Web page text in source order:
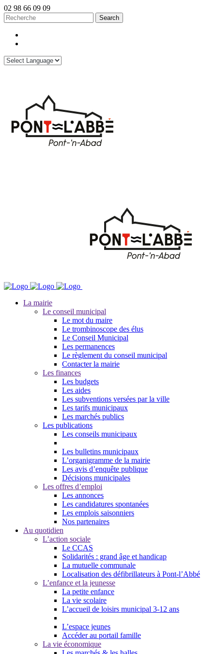
02 98 66 09 09
La mairie
Le conseil municipal
Le mot du maire
Le trombinoscope des élus
Le Conseil Municipal
Les permanences
Le règlement du conseil municipal
Contacter la mairie
Les finances
Les budgets
Les aides
Les subventions versées par la ville
Les tarifs municipaux
Les marchés publics
Les publications
Les conseils municipaux
Les bulletins municipaux
L’organigramme de la mairie
Les avis d’enquête publique
Décisions municipales
Les offres d’emploi
Les annonces
Les candidatures spontanées
Les emplois saisonniers
Nos partenaires
Au quotidien
L’action sociale
Le CCAS
Solidarités : grand âge et handicap
La mutuelle communale
Localisation des défibrillateurs à Pont-l’Abbé
L’enfance et la jeunesse
La petite enfance
La vie scolaire
L’accueil de loisirs municipal 3-12 ans
L’espace jeunes
Accéder au portail famille
La vie économique